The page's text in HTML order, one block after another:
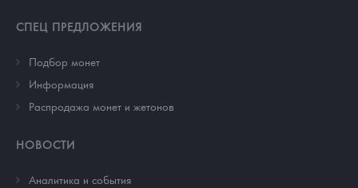
СПЕЦ ПРЕДЛОЖЕНИЯ
Подбор монет
Информация
Распродажа монет и жетонов
НОВОСТИ
Аналитика и события